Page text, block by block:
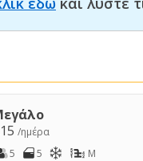
/ημέρα
5
5 M